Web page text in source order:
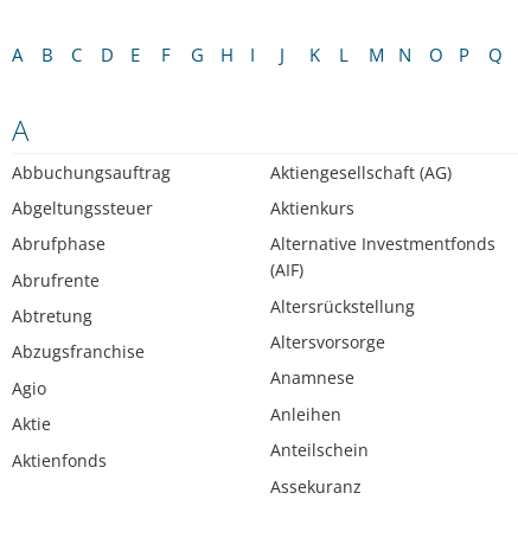
A B C D E F G H I J K L M N O P Q
A
Abbuchungsauftrag
Abgeltungssteuer
Abrufphase
Abrufrente
Abtretung
Abzugsfranchise
Agio
Aktie
Aktienfonds
Aktiengesellschaft (AG)
Aktienkurs
Alternative Investmentfonds
(AIF)
Altersrückstellung
Altersvorsorge
Anamnese
Anleihen
Anteilschein
Assekuranz